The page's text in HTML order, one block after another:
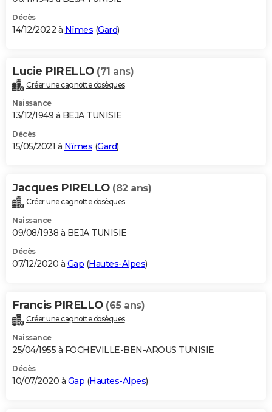
Décès
14/12/2022 à Nîmes (Gard)
Lucie PIRELLO (71 ans)
Créer une cagnotte obsèques
Naissance
13/12/1949 à BEJA TUNISIE
Décès
15/05/2021 à Nîmes (Gard)
Jacques PIRELLO (82 ans)
Créer une cagnotte obsèques
Naissance
09/08/1938 à BEJA TUNISIE
Décès
07/12/2020 à Gap (Hautes-Alpes)
Francis PIRELLO (65 ans)
Créer une cagnotte obsèques
Naissance
25/04/1955 à FOCHEVILLE-BEN-AROUS TUNISIE
Décès
10/07/2020 à Gap (Hautes-Alpes)